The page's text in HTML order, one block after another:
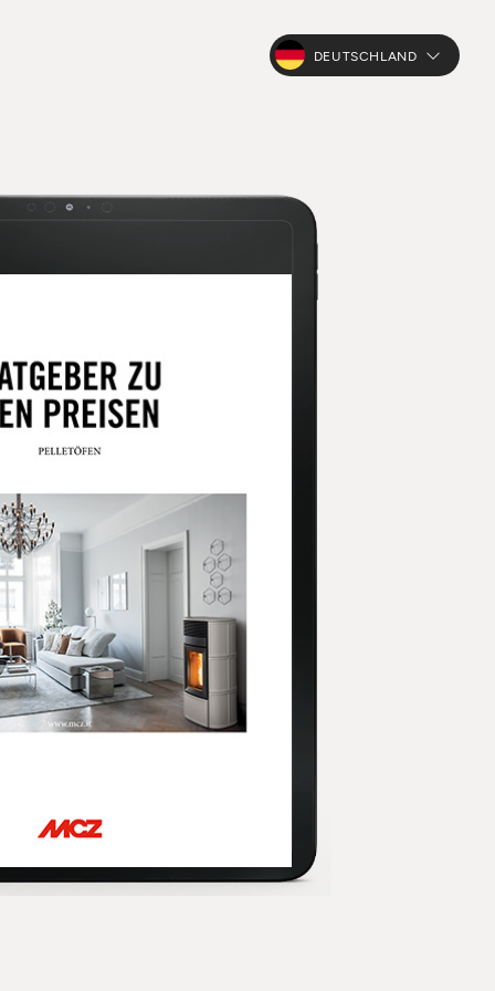
DEUTSCHLAND